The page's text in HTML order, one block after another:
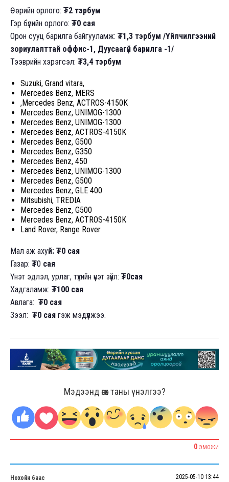
Өөрийн орлого: ₮2 тэрбум
Гэр бүлийн орлого: ₮0 сая
Орон сууц барилга байгууламж: ₮1,3 тэрбум /Үйлчилгээний
зориулалттай оффис-1, Дуусаагүй барилга -1/
Тээврийн хэрэгсэл: ₮3,4 тэрбум
Suzuki, Grand vitara,
Mercedes Benz, MERS
,Mercedes Benz, ACTROS-4150K
Mercedes Benz, UNIMOG-1300
Mercedes Benz, UNIMOG-1300
Mercedes Benz, ACTROS-4150K
Mercedes Benz, G500
Mercedes Benz, G350
Mercedes Benz, 450
Mercedes Benz, UNIMOG-1300
Mercedes Benz, G500
Mercedes Benz, GLE 400
Mitsubishi, TREDIA
Mercedes Benz, G500
Mercedes Benz, ACTROS-4150K
Land Rover, Range Rover
Мал аж ахуй: ₮0 сая
Газар: ₮0 сая
Үнэт эдлэл, урлаг, түүхийн үнэт зүйл: ₮0сая
Хадгаламж: ₮100 сая
Авлага: ₮0 сая
Зээл: ₮0 сая гэж мэдүүлжээ.
Мэдээнд өгөх таны үнэлгээ?
0 ЭМОЖИ
Нохойн баас
2025-05-10 13:44